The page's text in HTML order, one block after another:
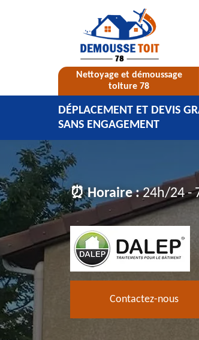
Nettoyage et démoussage
toiture 78
DÉPLACEMENT ET DEVIS
SANS ENGAGEMENT
⏰ Horaire :24h/24 -
Contactez-nous